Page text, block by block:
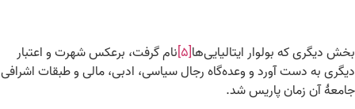
بخش دیگری که بولوار ایتالیایی‌ها[۵] نام گرفت، برعکس شهرت و اعتبار
دیگری به دست آورد و وعده‌گاه رجال سیاسی، ادبی، مالی و طبقات اشرافی
جامعهٔ آن زمان پاریس شد.